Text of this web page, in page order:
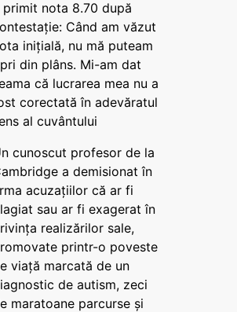
primit nota 8.70 după
Când am văzut
inițială, nu mă puteam
din plâns. Mi-am dat
că lucrarea mea nu a
corectată în adevăratul
al cuvântului
cunoscut profesor de la
a demisionat în
acuzațiilor că ar fi
sau ar fi exagerat în
realizărilor sale,
printr-o poveste
viață marcată de un
de autism, zeci
maratoane parcurse și